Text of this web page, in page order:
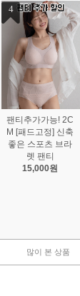
4
팬티추가가능! 2C
M [패드고정] 신축
좋은 스포츠 브라
렛 팬티
15,000원
많이 본 상품